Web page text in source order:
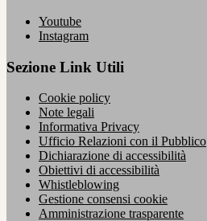
Youtube
Instagram
Sezione Link Utili
Cookie policy
Note legali
Informativa Privacy
Ufficio Relazioni con il Pubblico
Dichiarazione di accessibilità
Obiettivi di accessibilità
Whistleblowing
Gestione consensi cookie
Amministrazione trasparente